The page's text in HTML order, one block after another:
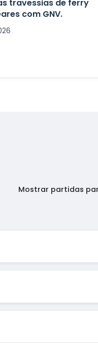
travessias de ferry
com GNV.
Mostrar partidas